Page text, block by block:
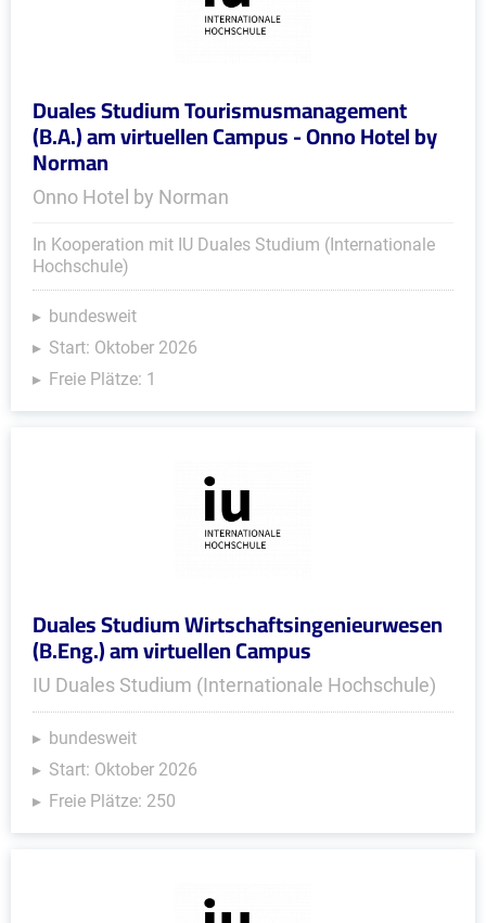
Duales Studium Tourismusmanagement
(B.A.) am virtuellen Campus - Onno Hotel by
Norman
Onno Hotel by Norman
In Kooperation mit IU Duales Studium (Internationale
Hochschule)
bundesweit
Start: Oktober 2026
Freie Plätze: 1
Duales Studium Wirtschaftsingenieurwesen
(B.Eng.) am virtuellen Campus
IU Duales Studium (Internationale Hochschule)
bundesweit
Start: Oktober 2026
Freie Plätze: 250